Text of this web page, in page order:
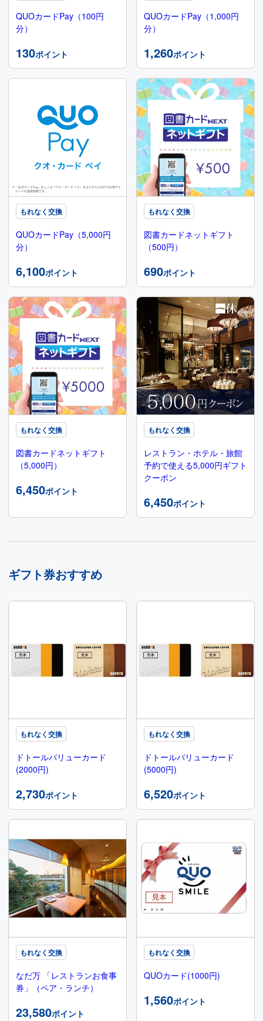
QUOカードPay（100円
分）
130ポイント
QUOカードPay（1,000円
分）
1,260ポイント
もれなく交換
QUOカードPay（5,000円
分）
6,100ポイント
もれなく交換
図書カードネットギフト
（500円）
690ポイント
もれなく交換
図書カードネットギフト
（5,000円）
6,450ポイント
もれなく交換
レストラン・ホテル・旅館
予約で使える5,000円ギフト
クーポン
6,450ポイント
ギフト券おすすめ
もれなく交換
ドトールバリューカード
(2000円)
2,730ポイント
もれなく交換
ドトールバリューカード
(5000円)
6,520ポイント
もれなく交換
なだ万 「レストランお食事
券」（ペア・ランチ）
23,580ポイント
もれなく交換
QUOカード(1000円)
1,560ポイント